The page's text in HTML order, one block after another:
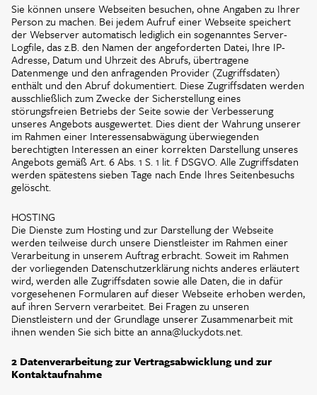
Sie können unsere Webseiten besuchen, ohne Angaben zu Ihrer
Person zu machen. Bei jedem Aufruf einer Webseite speichert
der Webserver automatisch lediglich ein sogenanntes Server-
Logfile, das z.B. den Namen der angeforderten Datei, Ihre IP-
Adresse, Datum und Uhrzeit des Abrufs, übertragene
Datenmenge und den anfragenden Provider (Zugriffsdaten)
enthält und den Abruf dokumentiert. Diese Zugriffsdaten werden
ausschließlich zum Zwecke der Sicherstellung eines
störungsfreien Betriebs der Seite sowie der Verbesserung
unseres Angebots ausgewertet. Dies dient der Wahrung unserer
im Rahmen einer Interessensabwägung überwiegenden
berechtigten Interessen an einer korrekten Darstellung unseres
Angebots gemäß Art. 6 Abs. 1 S. 1 lit. f DSGVO. Alle Zugriffsdaten
werden spätestens sieben Tage nach Ende Ihres Seitenbesuchs
gelöscht.
HOSTING
Die Dienste zum Hosting und zur Darstellung der Webseite
werden teilweise durch unsere Dienstleister im Rahmen einer
Verarbeitung in unserem Auftrag erbracht. Soweit im Rahmen
der vorliegenden Datenschutzerklärung nichts anderes erläutert
wird, werden alle Zugriffsdaten sowie alle Daten, die in dafür
vorgesehenen Formularen auf dieser Webseite erhoben werden,
auf ihren Servern verarbeitet. Bei Fragen zu unseren
Dienstleistern und der Grundlage unserer Zusammenarbeit mit
ihnen wenden Sie sich bitte an anna@luckydots.net.
2 Datenverarbeitung zur Vertragsabwicklung und zur
Kontaktaufnahme